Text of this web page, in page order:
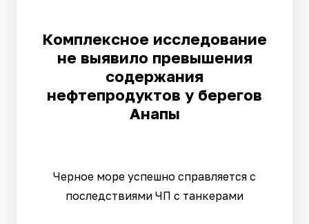
Комплексное исследование
не выявило превышения
содержания
нефтепродуктов у берегов
Анапы
Черное море успешно справляется с
последствиями ЧП с танкерами